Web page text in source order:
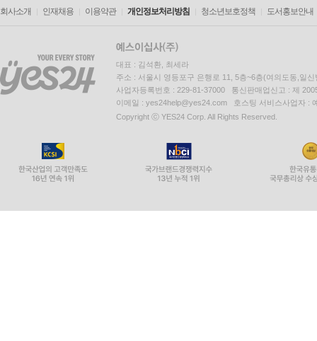
회사소개 인재채용 이용약관 개인정보처리방침 청소년보호정책 도서홍보안내
대표 : 김석환, 최세라
주소 : 서울시 영등포구 은행로 11, 5층~6층(여의도동,일신
사업자등록번호 : 229-81-37000 통신판매업신고 : 제
이메일 : yes24help@yes24.com 호스팅 서비스사업자 :
Copyright ⓒ YES24 Corp. All Rights Reserved.